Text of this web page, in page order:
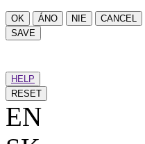
OK ÁNO NIE
CANCEL
SAVE
HELP
RESET
EN